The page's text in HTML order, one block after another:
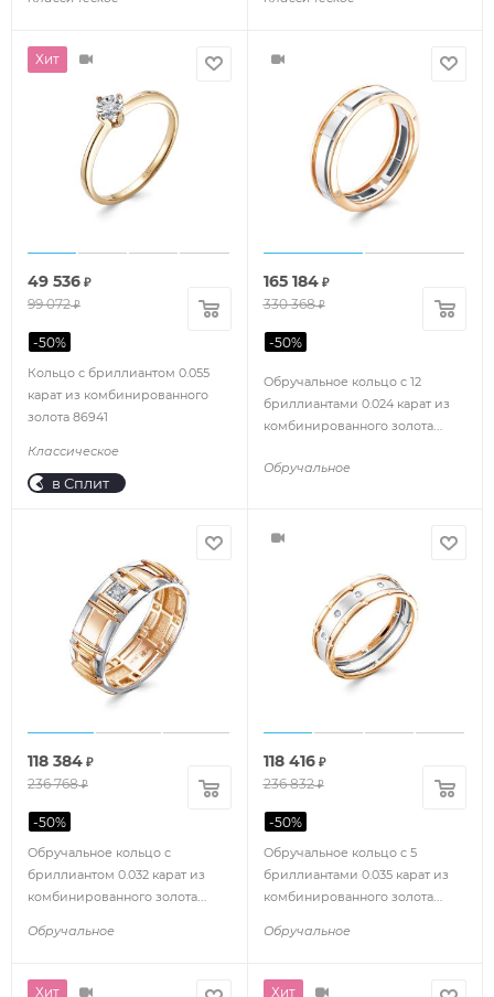
Хит
Кольцо с бриллиантом 0.055
карат из комбинированного
золота 86941
Классическое
49 536 ₽
99 072₽
-50%
в Сплит
Обручальное кольцо с 12
бриллиантами 0.024 карат из
комбинированного золота
Обручальное
165 184₽
330 368₽
-50%
Обручальное кольцо с
бриллиантом 0.032 карат из
комбинированного золота
Обручальное
118 384 ₽
236 768₽
-50%
Обручальное кольцо с 5
бриллиантами 0.035 карат из
комбинированного золота
Обручальное
118 416₽
236 832₽
-50%
Хит Хит